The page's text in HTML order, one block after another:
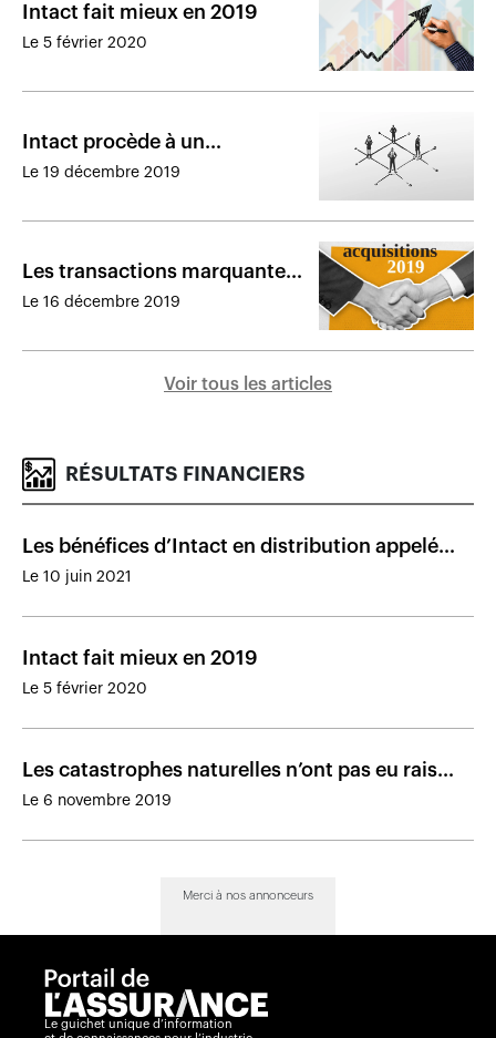
Intact fait mieux en 2019
Le 5 février 2020
Intact procède à un
remaniement de sa direction
Le 19 décembre 2019
Les transactions marquantes
de 2019
Le 16 décembre 2019
Voir tous les articles
RÉSULTATS FINANCIERS
Les bénéfices d’Intact en distribution appelés à
augmenter
Le 10 juin 2021
Intact fait mieux en 2019
Le 5 février 2020
Les catastrophes naturelles n’ont pas eu raison
du bénéfice d’Intact au troisième trimestre
Le 6 novembre 2019
Merci à nos annonceurs
Le guichet unique d’information